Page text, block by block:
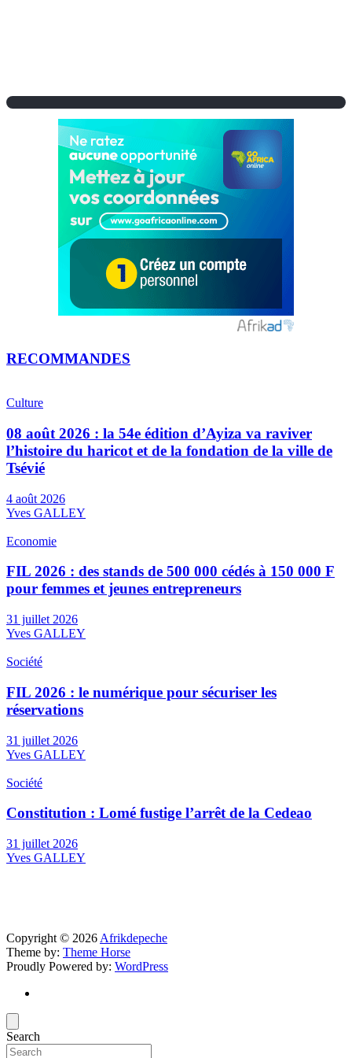
RECOMMANDES
Culture
08 août 2026 : la 54e édition d’Ayiza va raviver
l’histoire du haricot et de la fondation de la ville de
Tsévié
4 août 2026
Yves GALLEY
Economie
FIL 2026 : des stands de 500 000 cédés à 150 000 F
pour femmes et jeunes entrepreneurs
31 juillet 2026
Yves GALLEY
Société
FIL 2026 : le numérique pour sécuriser les
réservations
31 juillet 2026
Yves GALLEY
Société
Constitution : Lomé fustige l’arrêt de la Cedeao
31 juillet 2026
Yves GALLEY
Copyright © 2026 Afrikdepeche
Theme by: Theme Horse
Proudly Powered by: WordPress
Search